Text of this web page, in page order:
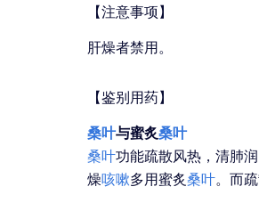
【注意事项】
肝燥者禁用。
【鉴别用药】
桑叶与蜜炙桑叶
桑叶功能疏散风热，清肺
燥咳嗽多用蜜炙桑叶。而